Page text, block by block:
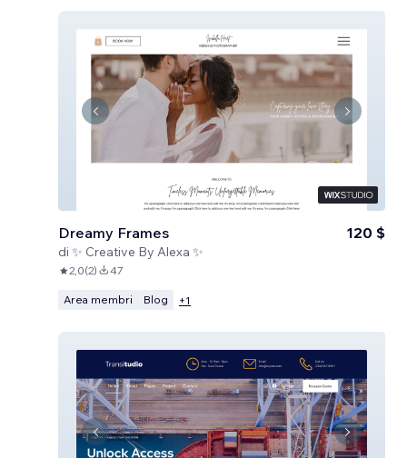
Dreamy Frames
di ✨ Creative By Alexa ✨
120 $
2,0(2) 47
Area membri Blog +1